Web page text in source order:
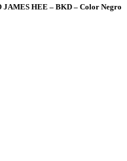
HEE – BKD – Color Negro